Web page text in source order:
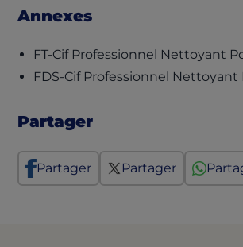
Annexes
FT-Cif Professionnel Nettoyant
FDS-Cif Professionnel Nettoyant
Partager
Partager Partager